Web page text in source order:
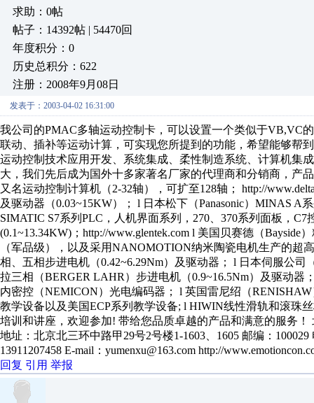
求助：0帖
帖子：14392帖 | 54470回
年度积分：0
历史总积分：622
注册：2008年9月08日
发表于：2003-04-02 16:31:00
我公司的PMAC多轴运动控制卡，可以设置一个类似于VB,VC
联动、插补等运动计算，可实现您所提到的功能，希望能够帮
运动控制技术应用开发、系统集成、柔性制造系统、计算机集
大，我们先后成为国外十多家著名厂家的代理商和分销商，产
又名运动控制计算机（2-32轴），可扩至128轴； http://
及驱动器（0.03~15KW）； l 日本松下（Panasonic）MINAS A
SIMATIC S7系列PLC，人机界面系列，270、370系列面板，
(0.1~13.34KW)；http://www.glentek.com l 美国贝赛德（
（军品级），以及采用NANOMOTION纳米陶瓷电机生产的超
相、五相步进电机（0.42~6.29Nm）及驱动器； l 日本伺服公
拉三相（BERGER LAHR）步进电机（0.9~16.5Nm）及驱动
内密控（NEMICON）光电编码器； l 英国雷尼绍（
教学设备以及美国ECP系列教学设备; l HIWIN线性滑轨和滚
培训和讲座，欢迎参加! 带给您品质卓越的产品和满意的服
地址：北京北三环中路甲29号2号楼1-1603、1605 邮编：
13911207458 E-mail：yumenxu@163.com http://
回复 引用 举报